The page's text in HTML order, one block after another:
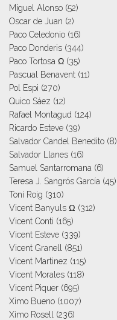
Miguel Alonso (52)
Oscar de Juan (2)
Paco Celedonio (16)
Paco Donderis (344)
Paco Tortosa Ω (35)
Pascual Benavent (11)
Pol Espi (270)
Quico Sáez (12)
Rafael Montagud (124)
Ricardo Esteve (39)
Salvador Candel Benedito (8)
Salvador Llanes (16)
Samuel Santarromana (6)
Teresa J. Sangrós García (45)
Toni Roig (310)
Vicent Banyuls Ω (312)
Vicent Conti (165)
Vicent Esteve (339)
Vicent Granell
(851)
Vicent Martinez (115)
Vicent Morales (118)
Vicent Piquer (695)
Ximo Bueno (1007)
Ximo Rosell
(236)